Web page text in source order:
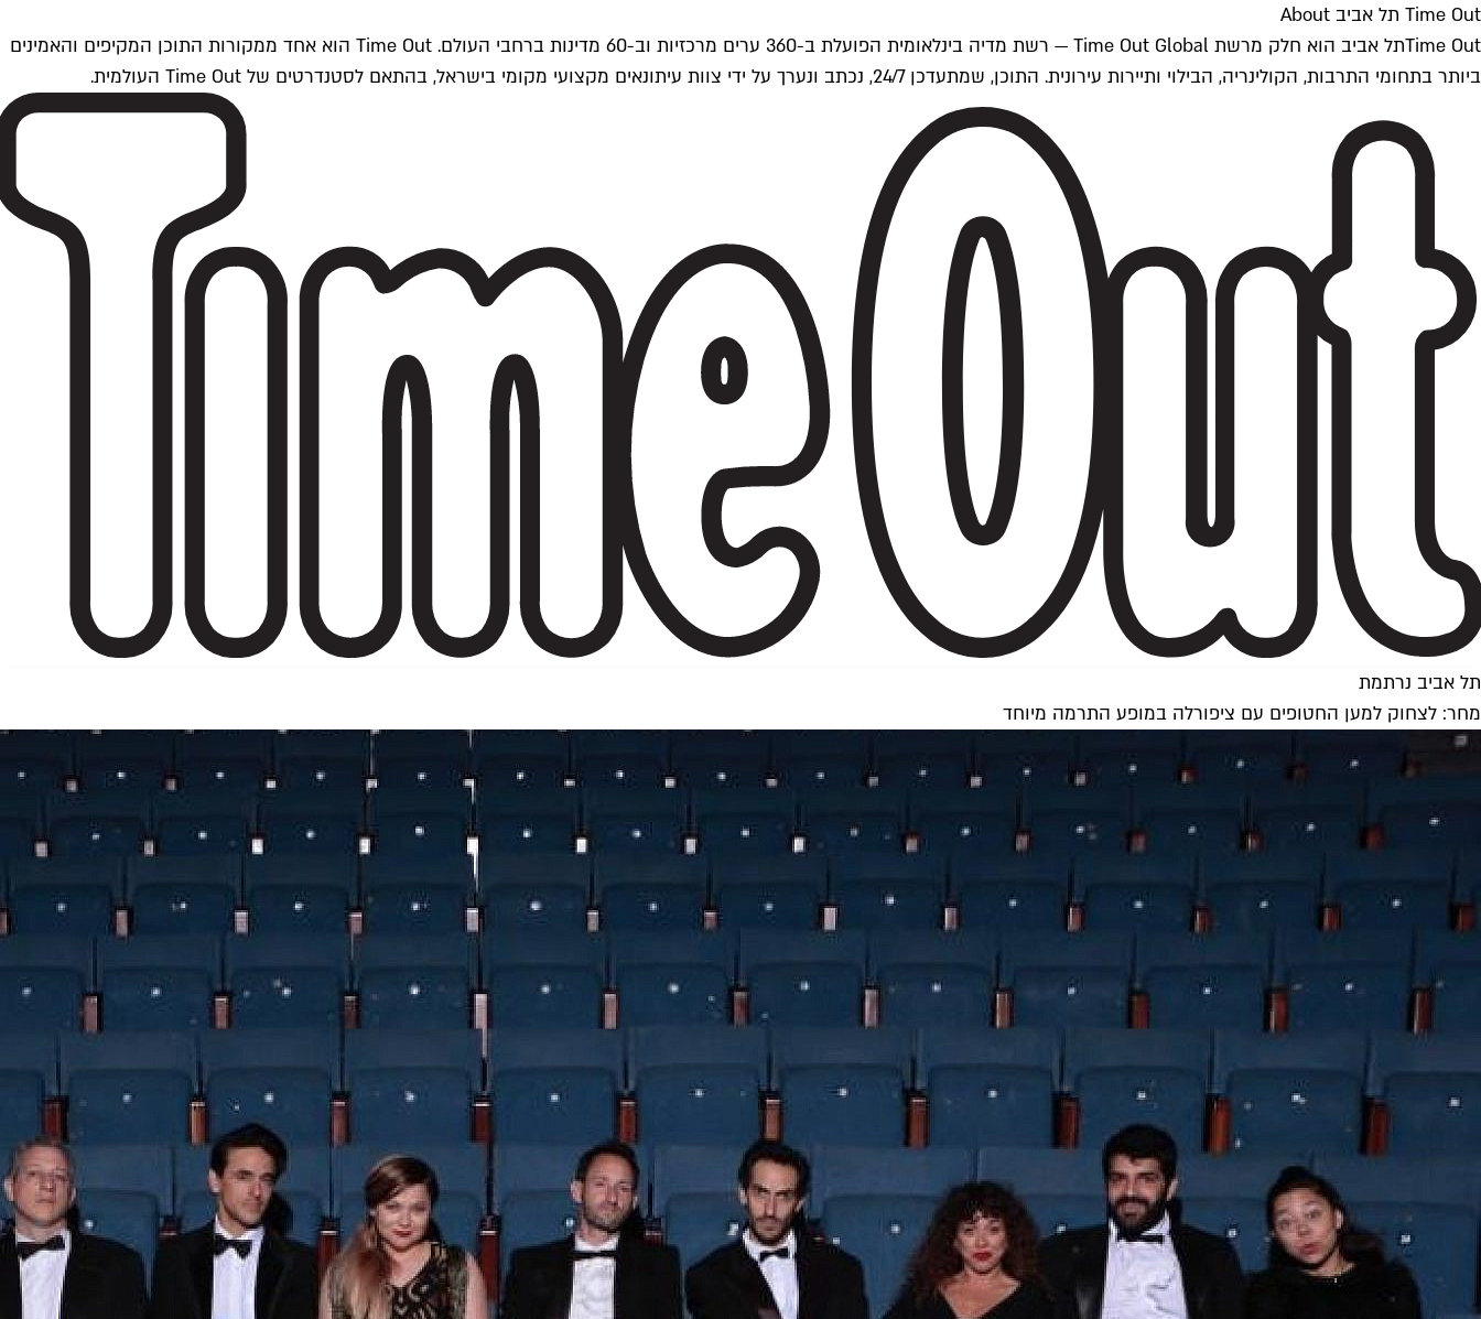
Time Out תל אביב About
Time Outתל אביב הוא חלק מרשת Time Out Global — רשת מדיה בינלאומית הפועלת ב-360 ערים מרכזיות וב-60 מדינות ברחבי העולם. Time Out הוא אחד ממקורות התוכן המקיפים והאמינים
ביותר בתחומי התרבות, הקולינריה, הבילוי ותיירות עירונית. התוכן, שמתעדכן 24/7, נכתב ונערך על ידי צוות עיתונאים מקצועי מקומי בישראל, בהתאם לסטנדרטים של Time Out העולמית.
תל אביב נרתמת
מחר: לצחוק למען החטופים עם ציפורלה במופע התרמה מיוחד